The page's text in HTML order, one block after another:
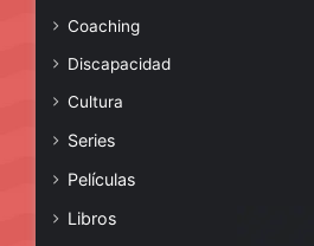
Coaching
Discapacidad
Cultura
Series
Películas
Libros